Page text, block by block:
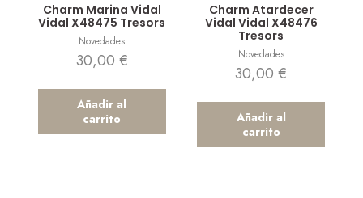
Charm Marina Vidal
Vidal X48475 Tresors
Novedades
30,00 €
Añadir al
carrito
Charm Atardecer
Vidal Vidal X48476
Tresors
Novedades
30,00€
Añadir al
carrito